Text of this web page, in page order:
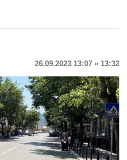
26.09.2023 13:07 » 13:32